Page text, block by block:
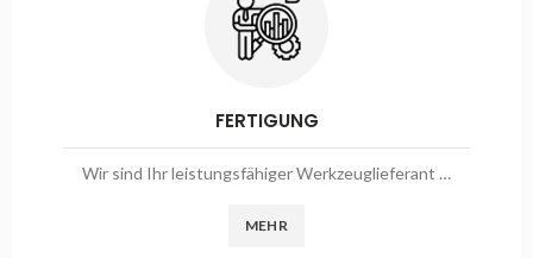
FERTIGUNG
Wir sind Ihr leistungsfähiger Werkzeuglieferant …
MEHR